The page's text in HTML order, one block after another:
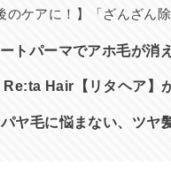
のケアに！】「ざんざん
トパーマでアホ毛が消
Hair【リタヘア】
ヤ毛に悩まない、ツヤ